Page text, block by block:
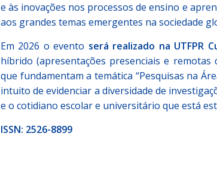
e às inovações nos processos de ensino e
aos grandes temas emergentes na sociedade
Em 2026 o evento será realizado na UTFPR
híbrido (apresentações presenciais e
que fundamentam a temática “Pesquisas na
intuito de evidenciar a diversidade de
e o cotidiano escolar e universitário que está
ISSN: 2526-8899